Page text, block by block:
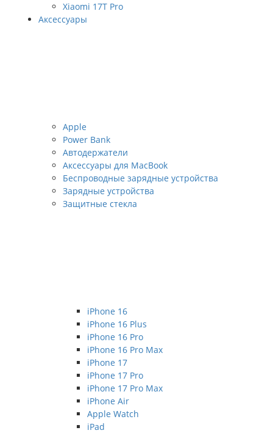
Xiaomi 17T Pro
Аксессуары
Apple
Power Bank
Автодержатели
Аксессуары для MacBook
Беспроводные зарядные устройства
Зарядные устройства
Защитные стекла
iPhone 16
iPhone 16 Plus
iPhone 16 Pro
iPhone 16 Pro Max
iPhone 17
iPhone 17 Pro
iPhone 17 Pro Max
iPhone Air
Apple Watch
iPad